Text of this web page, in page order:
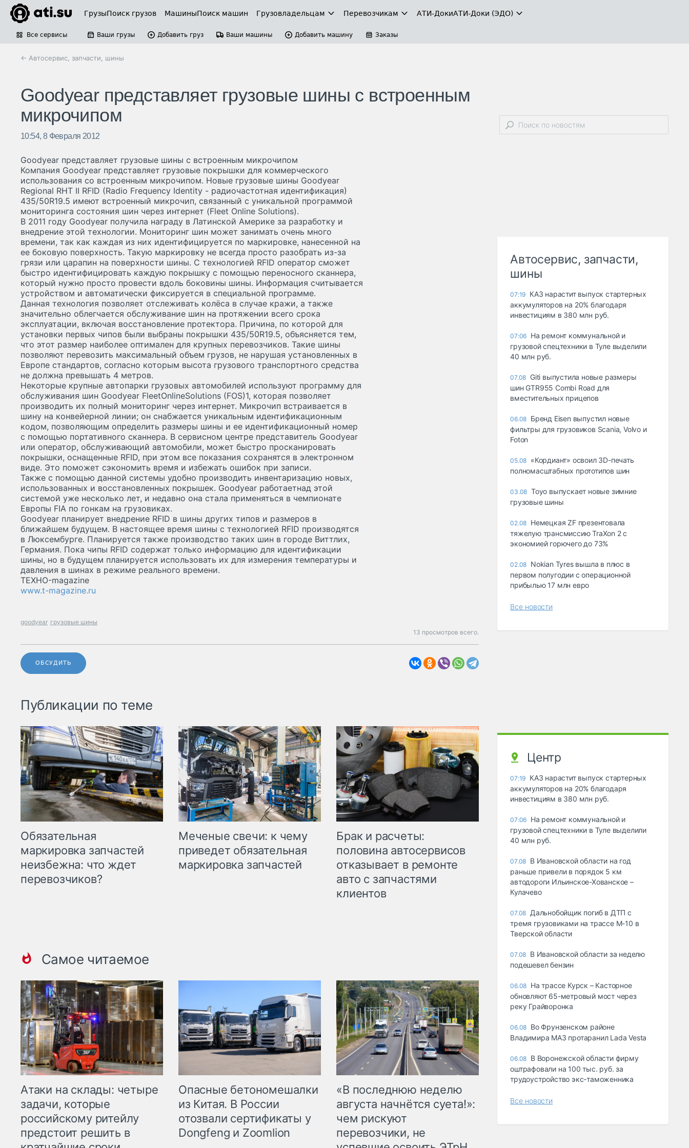
ГрузыПоиск грузов МашиныПоиск машин Грузовладельцам Перевозчикам АТИ-ДокиАТИ-Доки (ЭДО)
Все сервисы Ваши грузы Добавить груз Ваши машины Добавить машину Заказы
← Автосервис, запчасти, шины
Goodyear представляет грузовые шины с встроенным
микрочипом
10:54, 8 Февраля 2012
Goodyear представляет грузовые шины с встроенным микрочипом
Компания Goodyear представляет грузовые покрышки для коммерческого
использования со встроенным микрочипом. Новые грузовые шины Goodyear
Regional RHT II RFID (Radio Frequency Identity - радиочастотная идентификация)
435/50R19.5 имеют встроенный микрочип, связанный с уникальной программой
мониторинга состояния шин через интернет (Fleet Online Solutions).
В 2011 году Goodyear получила награду в Латинской Америке за разработку и
внедрение этой технологии. Мониторинг шин может занимать очень много
времени, так как каждая из них идентифицируется по маркировке, нанесенной на
ее боковую поверхность. Такую маркировку не всегда просто разобрать из-за
грязи или царапин на поверхности шины. С технологией RFID оператор сможет
быстро идентифицировать каждую покрышку с помощью переносного сканнера,
который нужно просто провести вдоль боковины шины. Информация считывается
устройством и автоматически фиксируется в специальной программе.
Данная технология позволяет отслеживать колёса в случае кражи, а также
значительно облегчается обслуживание шин на протяжении всего срока
эксплуатации, включая восстановление протектора. Причина, по которой для
установки первых чипов были выбраны покрышки 435/50R19.5, объясняется тем,
что этот размер наиболее оптимален для крупных перевозчиков. Такие шины
позволяют перевозить максимальный объем грузов, не нарушая установленных в
Европе стандартов, согласно которым высота грузового транспортного средства
не должна превышать 4 метров.
Некоторые крупные автопарки грузовых автомобилей используют программу для
обслуживания шин Goodyear FleetOnlineSolutions (FOS)1, которая позволяет
производить их полный мониторинг через интернет. Микрочип встраивается в
шину на конвейерной линии; он снабжается уникальным идентификационным
кодом, позволяющим определить размеры шины и ее идентификационный номер
с помощью портативного сканнера. В сервисном центре представитель Goodyear
или оператор, обслуживающий автомобили, может быстро просканировать
покрышки, оснащенные RFID, при этом все показания сохранятся в электронном
виде. Это поможет сэкономить время и избежать ошибок при записи.
Также с помощью данной системы удобно производить инвентаризацию новых,
использованных и восстановленных покрышек. Goodyear работаетнад этой
системой уже несколько лет, и недавно она стала применяться в чемпионате
Европы FIA по гонкам на грузовиках.
Goodyear планирует внедрение RFID в шины других типов и размеров в
ближайшем будущем. В настоящее время шины с технологией RFID производятся
в Люксембурге. Планируется также производство таких шин в городе Виттлих,
Германия. Пока чипы RFID содержат только информацию для идентификации
шины, но в будущем планируется использовать их для измерения температуры и
давления в шинах в режиме реального времени.
ТЕХНО-magazine
www.t-magazine.ru
goodyear грузовые шины
13 просмотров всего.
ОБСУДИТЬ
Публикации по теме
Обязательная
маркировка запчастей
неизбежна: что ждет
перевозчиков?
Меченые свечи: к чему
приведет обязательная
маркировка запчастей
Брак и расчеты:
половина автосервисов
отказывает в ремонте
авто с запчастями
клиентов
Самое читаемое
Атаки на склады: четыре
задачи, которые
российскому ритейлу
предстоит решить в
Опасные бетономешалки
из Китая. В России
отозвали сертификаты у
Dongfeng и Zoomlion
«В последнюю неделю
августа начнётся суета!»:
чем рискуют
перевозчики, не
Автосервис, запчасти,
шины
07:19 КАЗ нарастит выпуск стартерных
аккумуляторов на 20% благодаря
инвестициям в 380 млн руб.
07:06 На ремонт коммунальной и
грузовой спецтехники в Туле выделили
40 млн руб.
07.08 Giti выпустила новые размеры
шин GTR955 Combi Road для
вместительных прицепов
06.08 Бренд Eisen выпустил новые
фильтры для грузовиков Scania, Volvo и
Foton
05.08 «Кордиант» освоил 3D-печать
полномасштабных прототипов шин
03.08 Toyo выпускает новые зимние
грузовые шины
02.08 Немецкая ZF презентовала
тяжелую трансмиссию TraXon 2 с
экономией горючего до 73%
02.08 Nokian Tyres вышла в плюс в
первом полугодии с операционной
прибылью 17 млн евро
Все новости
Центр
07:19 КАЗ нарастит выпуск стартерных
аккумуляторов на 20% благодаря
инвестициям в 380 млн руб.
07:06 На ремонт коммунальной и
грузовой спецтехники в Туле выделили
40 млн руб.
07.08 В Ивановской области на год
раньше привели в порядок 5 км
автодороги Ильинское-Хованское –
Кулачево
07.08 Дальнобойщик погиб в ДТП с
тремя грузовиками на трассе М-10 в
Тверской области
07.08 В Ивановской области за неделю
подешевел бензин
06.08 На трассе Курск – Касторное
обновляют 65-метровый мост через
реку Грайворонка
06.08 Во Фрунзенском районе
Владимира МАЗ протаранил Lada Vesta
06.08 В Воронежской области фирму
оштрафовали на 100 тыс. руб. за
трудоустройство экс-таможенника
Все новости